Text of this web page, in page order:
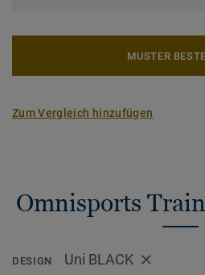
MUSTER
Zum Vergleich hinzufügen
Omnisports
DESIGN Uni BLACK